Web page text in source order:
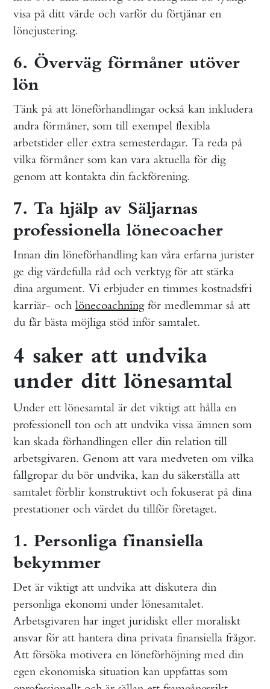
visa på ditt värde och varför du förtjänar en
lönejustering.
6. Överväg förmåner utöver
lön
Tänk på att löneförhandlingar också kan inkludera
andra förmåner, som till exempel flexibla
arbetstider eller extra semesterdagar. Ta reda på
vilka förmåner som kan vara aktuella för dig
genom att kontakta din fackförening.
7. Ta hjälp av Säljarnas
professionella lönecoacher
Innan din löneförhandling kan våra erfarna jurister
ge dig värdefulla råd och verktyg för att stärka
dina argument. Vi erbjuder en timmes kostnadsfri
karriär- och lönecoachningför medlemmar så att
du får bästa möjliga stöd inför samtalet.
4 saker att undvika
under ditt lönesamtal
Under ett lönesamtal är det viktigt att hålla en
professionell ton och att undvika vissa ämnen som
kan skada förhandlingen eller din relation till
arbetsgivaren. Genom att vara medveten om vilka
fallgropar du bör undvika, kan du säkerställa att
samtalet förblir konstruktivt och fokuserat på dina
prestationer och värdet du tillför företaget.
1. Personliga finansiella
bekymmer
Det är viktigt att undvika att diskutera din
personliga ekonomi under lönesamtalet.
Arbetsgivaren har inget juridiskt eller moraliskt
ansvar för att hantera dina privata finansiella frågor.
Att försöka motivera en löneförhöjning med din
egen ekonomiska situation kan uppfattas som